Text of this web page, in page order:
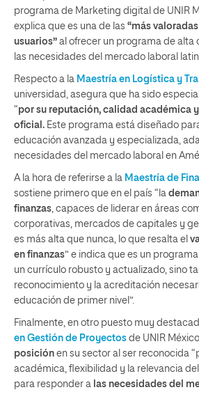
programa de Marketing digital de UNIR
explica que es una de las “más
usuarios” al ofrecer un programa de alta
las necesidades del mercado laboral
Respecto a la Maestría en Logística y
universidad, asegura que ha sido
“por su reputación, calidad académica
oficial. Este programa está diseñado
educación avanzada y especializada,
necesidades del mercado laboral en
A la hora de referirse a la Maestría de
sostiene primero que en el país “la
finanzas , capaces de liderar en áreas
corporativas, mercados de capitales y
es más alta que nunca, lo que resalta el
en finanzas” e indica que es un
un currículo robusto y actualizado, sino
reconocimiento y la acreditación
educación de primer nivel”.
Finalmente, en otro puesto muy
en Gestión de Proyectos de UNIR
posición en su sector al ser reconocida
académica, flexibilidad y la relevancia
para responder a las necesidades del